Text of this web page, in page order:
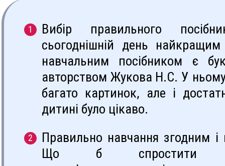
Вибір правильного
сьогоднішній день
навчальним посібником є
авторством Жукова Н.С. У
багато картинок, але і
дитині було цікаво.
Правильно навчання згодним і
Що б спростити